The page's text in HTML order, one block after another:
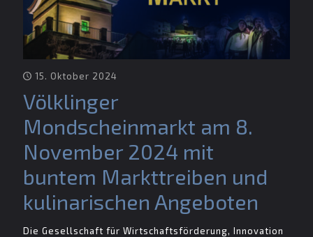
15. Oktober 2024
Völklinger
Mondscheinmarkt am 8.
November 2024 mit
buntem Markttreiben und
kulinarischen Angeboten
Die Gesellschaft für Wirtschaftsförderung, Innovation